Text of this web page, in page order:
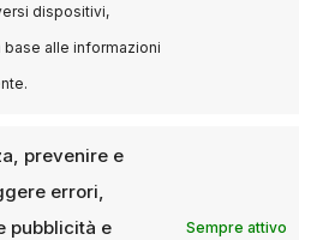
dispositivi,
alle informazioni
prevenire e
errori,
pubblicità e
Sempre attivo
ridicoli, attori non
a mano. Ma
scoprirli